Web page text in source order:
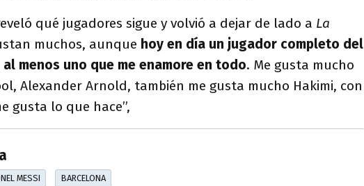
qué jugadores sigue y volvió a dejar de lado a La
muchos, aunque hoy en día un jugador completo del
menos uno que me enamore en todo. Me gusta mucho
Alexander Arnold, también me gusta mucho Hakimi, con
gusta lo que hace”,
MESSI BARCELONA